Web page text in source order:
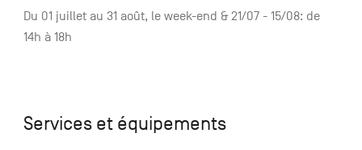
Du 01 juillet au 31 août, le week-end & 21/07 - 15/08: de
14h à 18h
Services et équipements